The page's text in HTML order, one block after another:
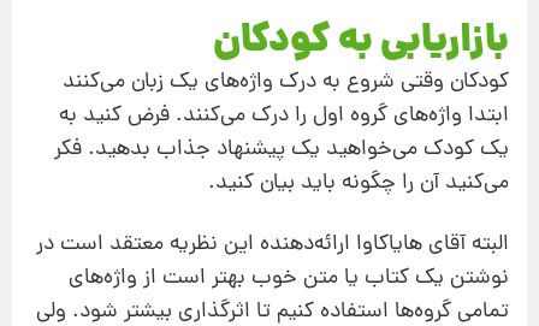
بازاریابی به کودکان
کودکان وقتی شروع به درک واژه‌های یک زبان می‌کنند
ابتدا واژه‌های گروه اول را درک می‌کنند. فرض کنید به
یک کودک می‌خواهید یک پیشنهاد جذاب بدهید. فکر
می‌کنید آن را چگونه باید بیان کنید.
البته آقای هایاکاوا ارائه‌دهنده این نظریه معتقد است در
نوشتن یک کتاب یا متن خوب بهتر است از واژه‌های
تمامی گروه‌‌ها استفاده کنیم تا اثرگذاری بیشتر شود. ولی